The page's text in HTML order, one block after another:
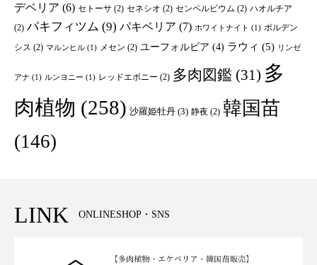
デベリア (6) セトーサ (2) セネシオ (2) センペルビウム (2) ハオルチア
(2) パキフィツム (9) パキベリア (7) ホワイトナイト (1) ポルデン
シス (2) マルンヒル (1) メセン (2) ユーフォルビア (4) ラウィ (5) リンゼ
アナ (1) ルンヨニー (1) レッドエボニー (2) 多肉図鑑 (31) 多
肉植物 (258) 沙羅姫牡丹 (3) 静夜 (2) 韓国苗
(146)
LINK ONLINESHOP・SNS